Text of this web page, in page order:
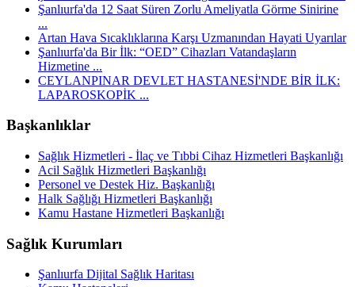
Şanlıurfa'da 12 Saat Süren Zorlu Ameliyatla Görme Sinirine
...
Artan Hava Sıcaklıklarına Karşı Uzmanından Hayati Uyarılar
Şanlıurfa'da Bir İlk: “OED” Cihazları Vatandaşların
Hizmetine ...
CEYLANPINAR DEVLET HASTANESİ'NDE BİR İLK:
LAPAROSKOPİK ...
Başkanlıklar
Sağlık Hizmetleri - İlaç ve Tıbbi Cihaz Hizmetleri Başkanlığı
Acil Sağlık Hizmetleri Başkanlığı
Personel ve Destek Hiz. Başkanlığı
Halk Sağlığı Hizmetleri Başkanlığı
Kamu Hastane Hizmetleri Başkanlığı
Sağlık Kurumları
Şanlıurfa Dijital Sağlık Haritası